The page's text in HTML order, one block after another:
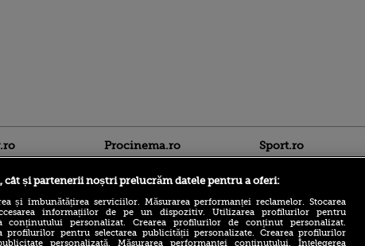
Procinema.ro Sport.ro
cât și partenerii noștri prelucrăm datele pentru a oferi:
și îmbunătățirea serviciilor. Măsurarea performanței reclamelor. Stocarea
informațiilor de pe un dispozitiv. Utilizarea profilurilor pentru
conținutului personalizat. Crearea profilurilor de conținut personalizat.
profilurilor pentru selectarea publicității personalizate. Crearea profilurilor
personalizată. Măsurarea performanței conținutului. Înțelegerea